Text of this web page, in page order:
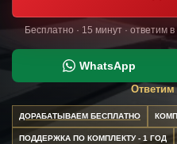
Бесплатно · 15 минут · ответим
WhatsApp
Ответим
ДОРАБАТЫВАЕМ БЕСПЛАТНО
ПОДДЕРЖКА ПО КОМПЛЕКТУ - 1 ГОД